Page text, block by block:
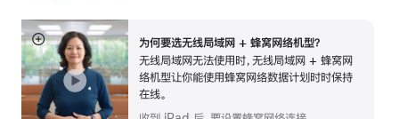
为何要选无线局域网 + 蜂窝网络机型？
无线局域网无法使用时，无线局域网 + 蜂窝网
络机型让你能使用蜂窝网络数据计划时时保持
在线。
展
开